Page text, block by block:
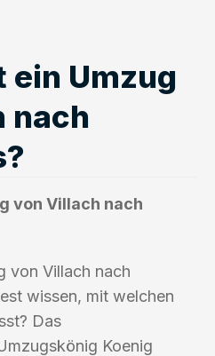
ein Umzug
nach
von Villach nach
von Villach nach
wissen, mit welchen
Das
Koenig